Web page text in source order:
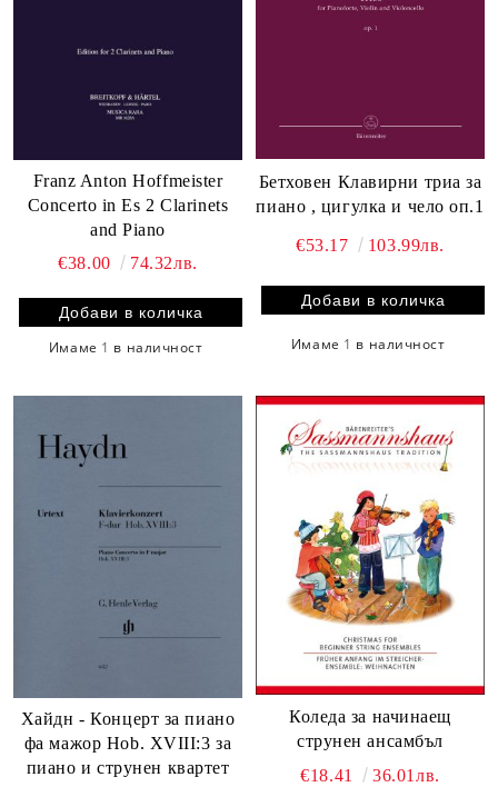
Franz Anton Hoffmeister
Concerto in Es 2 Clarinets
and Piano
€38.00
74.32лв.
Имаме 1 в наличност
Бетховен Клавирни триа за
пиано , цигулка и чело оп.1
€53.17 103.99лв.
Имаме 1 в наличност
Хайдн - Концерт за пиано
фа мажор Hob. XVIII:3 за
пиано и струнен квартет
Коледа за начинаещ
струнен ансамбъл
€18.41
36.01лв.